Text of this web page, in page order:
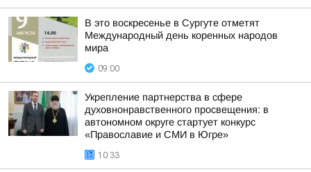
В это воскресенье в Сургуте отметят
Международный день коренных народов
мира
09:00
Укрепление партнерства в сфере
духовнонравственного просвещения: в
автономном округе стартует конкурс
«Православие и СМИ в Югре»
10:33